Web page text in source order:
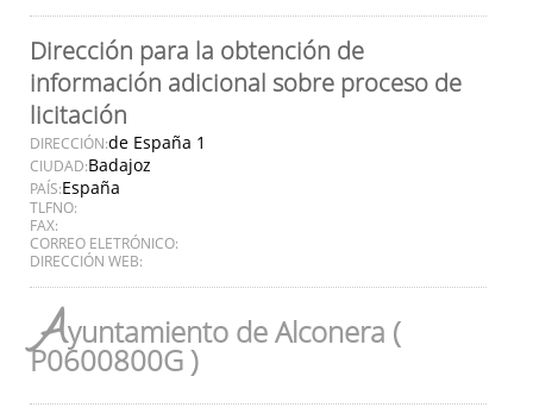
Dirección para la obtención de
información adicional sobre proceso de
licitación
DIRECCIÓN:de España 1
CIUDAD:Badajoz
PAÍS:España
TLFNO:
FAX:
CORREO ELETRÓNICO:
DIRECCIÓN WEB:
Ayuntamiento de Alconera (
P0600800G )